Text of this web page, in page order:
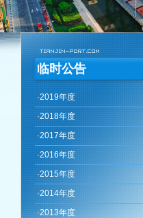
临时公告
·2019年度
·2018年度
·2017年度
·2016年度
·2015年度
·2014年度
·2013年度